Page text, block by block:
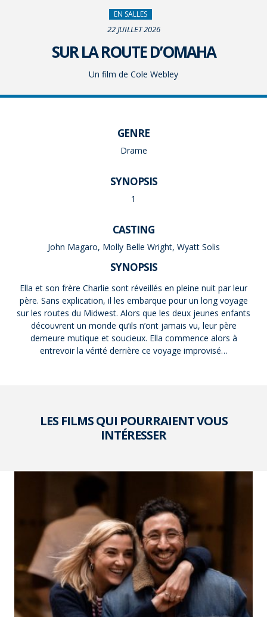
EN SALLES
22 JUILLET 2026
SUR LA ROUTE D’OMAHA
Un film de Cole Webley
GENRE
Drame
SYNOPSIS
1
CASTING
John Magaro, Molly Belle Wright, Wyatt Solis
SYNOPSIS
Ella et son frère Charlie sont réveillés en pleine nuit par leur
père. Sans explication, il les embarque pour un long voyage
sur les routes du Midwest. Alors que les deux jeunes enfants
découvrent un monde qu’ils n’ont jamais vu, leur père
demeure mutique et soucieux. Ella commence alors à
entrevoir la vérité derrière ce voyage improvisé…
LES FILMS QUI POURRAIENT VOUS
INTÉRESSER